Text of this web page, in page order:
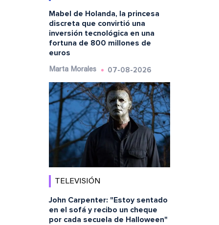
Mabel de Holanda, la princesa
discreta que convirtió una
inversión tecnológica en una
fortuna de 800 millones de
euros
Marta Morales 07-08-2026
TELEVISIÓN
John Carpenter: "Estoy sentado
en el sofá y recibo un cheque
por cada secuela de Halloween"